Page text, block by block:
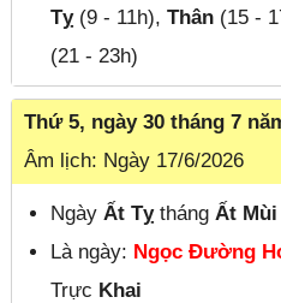
Tỵ(9 - 11h),Thân (15 -
(21 - 23h)
Thứ 5, ngày 30 tháng 7
Âm lịch: Ngày 17/6/2026
Ngày Ất Tỵtháng Ất Mùi
Là ngày: Ngọc Đường
Trực Khai